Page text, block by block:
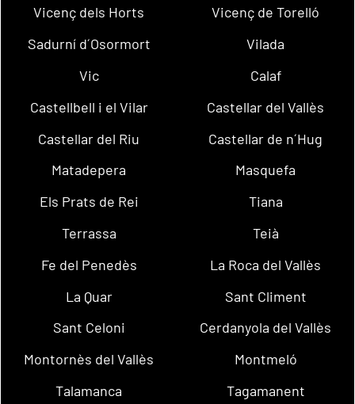
Vicenç dels Horts
Vicenç de Torelló
Sadurní d´Osormort
Vilada
Vic
Calaf
Castellbell i el Vilar
Castellar del Vallès
Castellar del Riu
Castellar de n´Hug
Matadepera
Masquefa
Els Prats de Rei
Tiana
Terrassa
Teià
Fe del Penedès
La Roca del Vallès
La Quar
Sant Climent
Sant Celoni
Cerdanyola del Vallès
Montornès del Vallès
Montmeló
Talamanca
Tagamanent